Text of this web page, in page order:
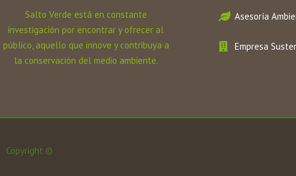
Salto Verde está en constante
investigación por encontrar y ofrecer al
público, aquello que innove y contribuya a
la conservación del medio ambiente.
Asesoría
Empresa
Copyright ©